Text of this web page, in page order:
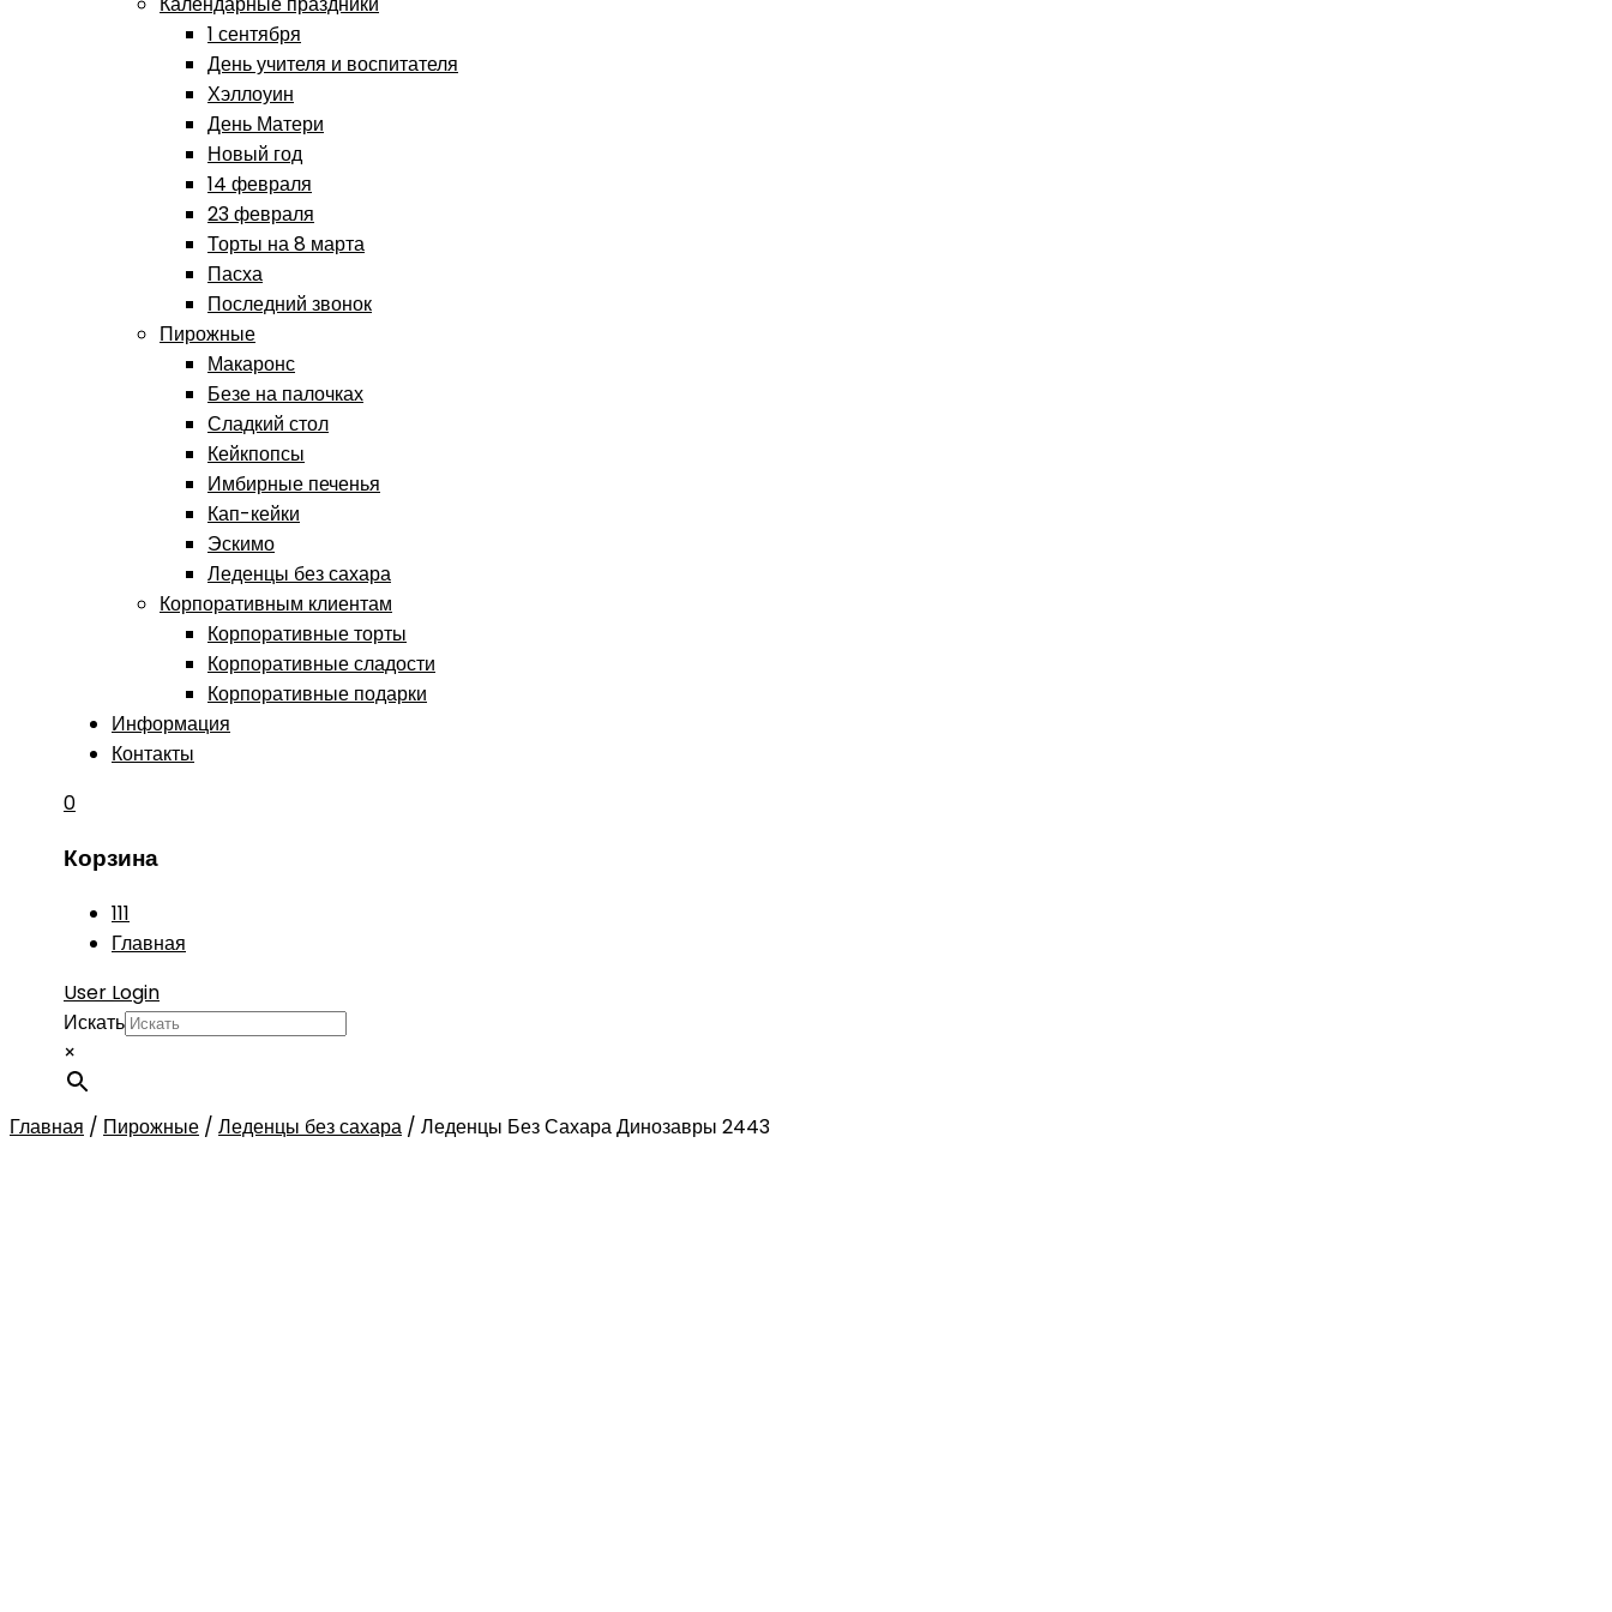
1 сентября
День учителя и воспитателя
Хэллоуин
День Матери
Новый год
14 февраля
23 февраля
Торты на 8 марта
Пасха
Последний звонок
Пирожные
Макаронс
Безе на палочках
Сладкий стол
Кейкпопсы
Имбирные печенья
Кап-кейки
Эскимо
Леденцы без сахара
Корпоративным клиентам
Корпоративные торты
Корпоративные сладости
Корпоративные подарки
Информация
Контакты
0
Корзина
111
Главная
User Login
Искать
×
Главная / Пирожные / Леденцы без сахара / Леденцы Без Сахара Динозавры 2443